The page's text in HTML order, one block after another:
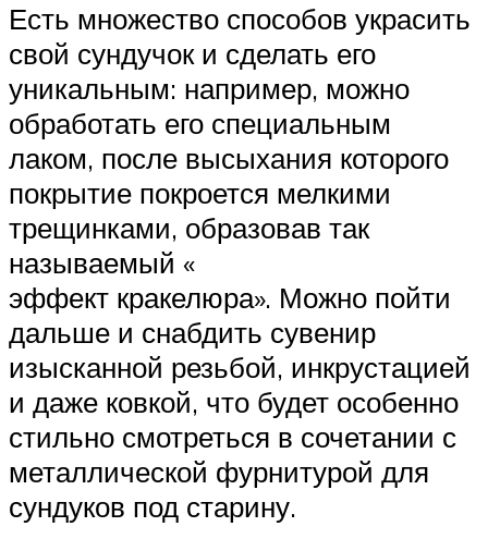
Есть множество способов украсить
свой сундучок и сделать его
уникальным: например, можно
обработать его специальным
лаком, после высыхания которого
покрытие покроется мелкими
трещинками, образовав так
называемый «
эффект кракелюра». Можно пойти
дальше и снабдить сувенир
изысканной резьбой, инкрустацией
и даже ковкой, что будет особенно
стильно смотреться в сочетании с
металлической фурнитурой для
сундуков под старину.